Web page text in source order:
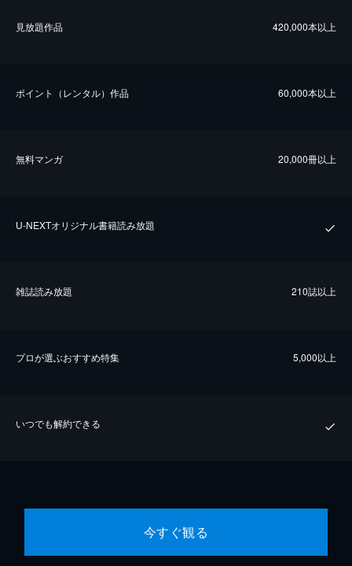
⾒放題作品 420,000本以上
ポイント（レンタル）作品 60,000本以上
無料マンガ 20,000冊以上
U-NEXTオリジナル書籍読み放題
雑誌読み放題 210誌以上
プロが選ぶおすすめ特集 5,000以上
いつでも解約できる
今すぐ観る